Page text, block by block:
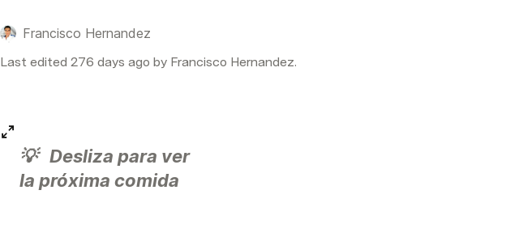
Francisco Hernandez
Last edited 276 days ago by Francisco Hernandez.
💡   Desliza para ver
la próxima comida